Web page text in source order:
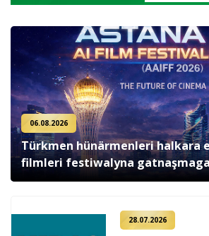
06.08.2026
Türkmen hünärmenleri halkara
filmleri festiwalyna
28.07.2026